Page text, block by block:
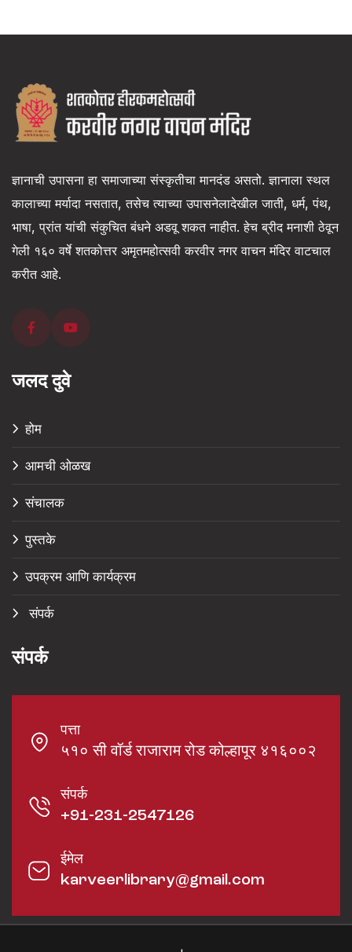
ज्ञानाची उपासना हा समाजाच्या संस्कृतीचा मानदंड असतो. ज्ञानाला स्थल
कालाच्या मर्यादा नसतात, तसेच त्याच्या उपासनेलादेखील जाती, धर्म, पंथ,
भाषा, प्रांत यांची संकुचित बंधने अडवू शकत नाहीत. हेच ब्रीद मनाशी ठेवून
गेली १६० वर्षे शतकोत्तर अमृतमहोत्सवी करवीर नगर वाचन मंदिर वाटचाल
करीत आहे.
जलद दुवे
होम
आमची ओळख
संचालक
पुस्तके
उपक्रम आणि कार्यक्रम
संपर्क
संपर्क
पत्ता
५१० सी वॉर्ड राजाराम रोड कोल्हापूर ४१६००२
संपर्क
+91-231-2547126
ईमेल
karveerlibrary@gmail.com